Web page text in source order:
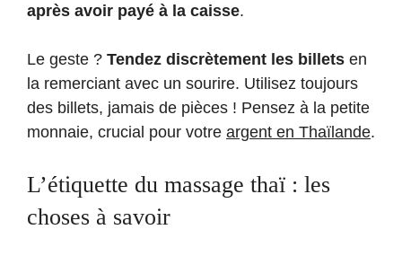
après avoir payé à la caisse.
Le geste ? Tendez discrètement les billets en
la remerciant avec un sourire. Utilisez toujours
des billets, jamais de pièces ! Pensez à la petite
monnaie, crucial pour votre argent en Thaïlande.
L’étiquette du massage thaï : les
choses à savoir